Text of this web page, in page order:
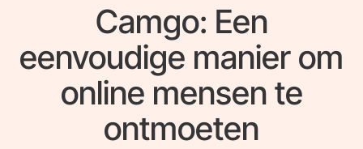
Camgo: Een
eenvoudige manier om
online mensen te
ontmoeten